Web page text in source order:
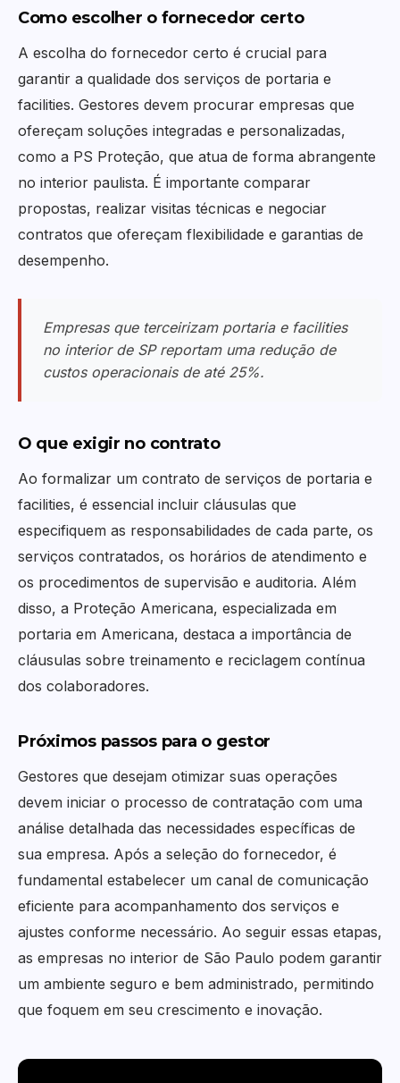
Como escolher o fornecedor certo
A escolha do fornecedor certo é crucial para
garantir a qualidade dos serviços de portaria e
facilities. Gestores devem procurar empresas que
ofereçam soluções integradas e personalizadas,
como a PS Proteção, que atua de forma abrangente
no interior paulista. É importante comparar
propostas, realizar visitas técnicas e negociar
contratos que ofereçam flexibilidade e garantias de
desempenho.
Empresas que terceirizam portaria e facilities
no interior de SP reportam uma redução de
custos operacionais de até 25%.
O que exigir no contrato
Ao formalizar um contrato de serviços de portaria e
facilities, é essencial incluir cláusulas que
especifiquem as responsabilidades de cada parte, os
serviços contratados, os horários de atendimento e
os procedimentos de supervisão e auditoria. Além
disso, a Proteção Americana, especializada em
portaria em Americana, destaca a importância de
cláusulas sobre treinamento e reciclagem contínua
dos colaboradores.
Próximos passos para o gestor
Gestores que desejam otimizar suas operações
devem iniciar o processo de contratação com uma
análise detalhada das necessidades específicas de
sua empresa. Após a seleção do fornecedor, é
fundamental estabelecer um canal de comunicação
eficiente para acompanhamento dos serviços e
ajustes conforme necessário. Ao seguir essas etapas,
as empresas no interior de São Paulo podem garantir
um ambiente seguro e bem administrado, permitindo
que foquem em seu crescimento e inovação.